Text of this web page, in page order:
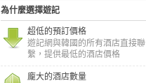
為什麼選擇遊記
超低的預訂價格
遊記網與韓國的所有酒店直接聯
繫，提供最低的酒店價格
龐大的酒店數量